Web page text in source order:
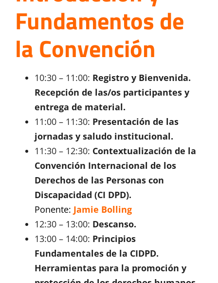
Fundamentos de
la Convención
10:30 – 11:00: Registro y Bienvenida.
Recepción de las/os participantes y
entrega de material.
11:00 – 11:30: Presentación de las
jornadas y saludo institucional.
11:30 – 12:30: Contextualización de la
Convención Internacional de los
Derechos de las Personas con
Discapacidad (CI DPD).
Ponente: Jamie Bolling
12:30 – 13:00: Descanso.
13:00 – 14:00: Principios
Fundamentales de la CIDPD.
Herramientas para la promoción y